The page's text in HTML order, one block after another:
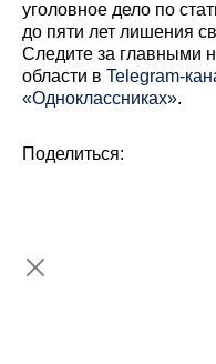
уголовное дело по
до пяти лет лишения
Cледите за главными
области в Telegram-
«Одноклассниках».
Поделиться: